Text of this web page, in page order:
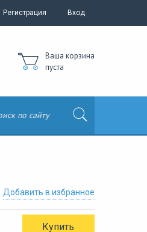
Регистрация Вход
Ваша корзина
пуста
Добавить в избранное
Купить